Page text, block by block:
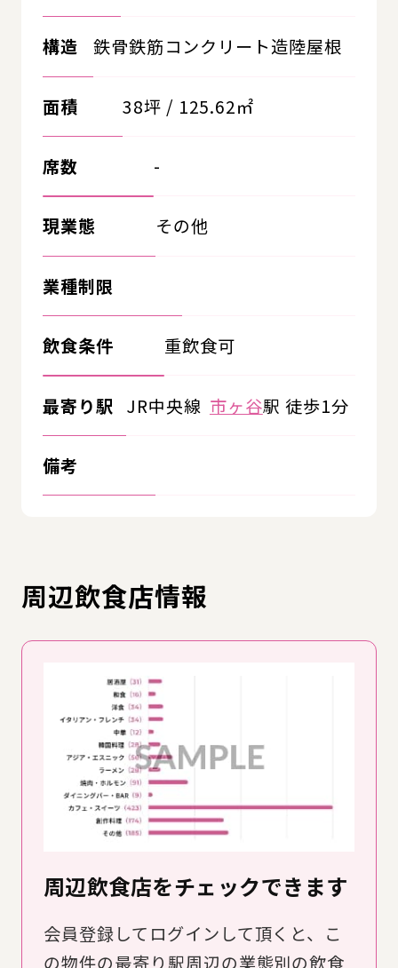
構造 鉄骨鉄筋コンクリート造陸屋根
面積 38坪 / 125.62㎡
席数 -
現業態 その他
業種制限
飲食条件 重飲食可
最寄り駅 JR中央線 市ヶ谷駅 徒歩1分
備考
周辺飲食店情報
周辺飲食店をチェックできます
会員登録してログインして頂くと、こ
の物件の最寄り駅周辺の業態別の飲食